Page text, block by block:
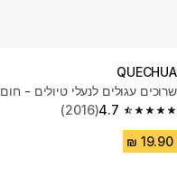
QUECHUA
שרוכים עגולים לנעלי טיולים - חום
4.7
4.7 out of 5 stars from 2016 reviews
(2016)